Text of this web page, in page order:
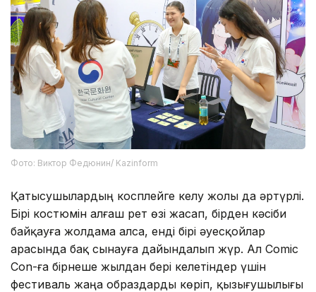
Фото: Виктор Федюнин/ Kazinform
Қатысушылардың косплейге келу жолы да әртүрлі.
Бірі костюмін алғаш рет өзі жасап, бірден кәсіби
байқауға жолдама алса, енді бірі әуесқойлар
арасында бақ сынауға дайындалып жүр. Ал Comic
Con-ға бірнеше жылдан бері келетіндер үшін
фестиваль жаңа образдарды көріп, қызығушылығы